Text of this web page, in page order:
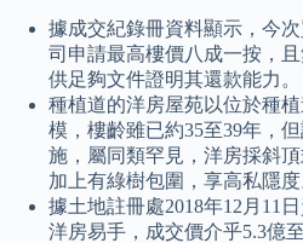
據成交紀錄冊資料顯示，今
司申請最高樓價八成一按，
供足夠文件證明其還款能力。
種植道的洋房屋苑以位於種
模，樓齡雖已約35至39年，
施，屬同類罕見，洋房採斜
加上有綠樹包圍，享高私隱度
據土地註冊處2018年12月11
洋房易手，成交價介乎5.3億至